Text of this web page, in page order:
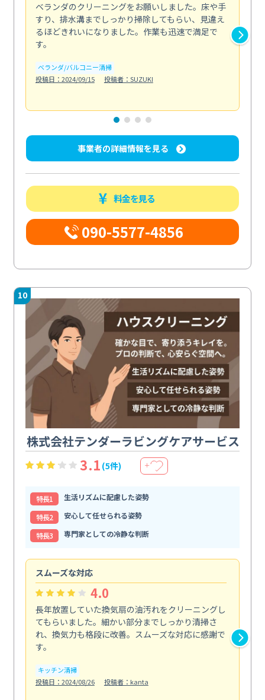
ベランダのクリーニングをお願いしました。床や手
すり、排水溝までしっかり掃除してもらい、見違え
るほどきれいになりました。作業も迅速で満足で
す。
ベランダ/バルコニー清掃
投稿日：2024/09/15
投稿者：SUZUKI
事業者の詳細情報を見る
料金を見る
090-5577-4856
10
株式会社テンダーラビングケアサービス
3.1 (5件) ＋
特⻑1
生活リズムに配慮した姿勢
特⻑2
安心して任せられる姿勢
特⻑3
専門家としての冷静な判断
スムーズな対応
4.0
長年放置していた換気扇の油汚れをクリーニングし
てもらいました。細かい部分までしっかり清掃さ
れ、換気力も格段に改善。スムーズな対応に感謝で
す。
キッチン清掃
投稿日：2024/08/26
投稿者：kanta